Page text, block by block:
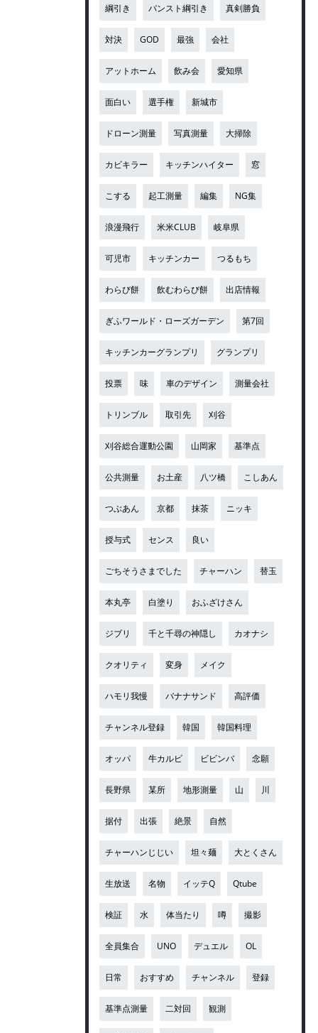
綱引き パンスト綱引き 真剣勝負
対決 GOD 最強 会社
アットホーム 飲み会 愛知県
面白い 選手権 新城市
ドローン測量 写真測量 大掃除
カビキラー キッチンハイター 窓
こする 起工測量 編集 NG集
浪漫飛行 米米CLUB 岐阜県
可児市 キッチンカー つるもち
わらび餅 飲むわらび餅 出店情報
ぎふワールド・ローズガーデン 第7回
キッチンカーグランプリ グランプリ
投票 味 車のデザイン 測量会社
トリンブル 取引先 刈谷
刈谷総合運動公園 山岡家 基準点
公共測量 お土産 八ツ橋 こしあん
つぶあん 京都 抹茶 ニッキ
授与式 センス 良い
ごちそうさまでした チャーハン 替玉
本丸亭 白塗り おふざけさん
ジブリ 千と千尋の神隠し カオナシ
クオリティ 変身 メイク
ハモリ我慢 バナナサンド 高評価
チャンネル登録 韓国 韓国料理
オッパ 牛カルビ ビビンバ 念願
長野県 某所 地形測量 山 川
据付 出張 絶景 自然
チャーハンじじい 坦々麺 大とくさん
生放送 名物 イッテQ Qtube
検証 水 体当たり 噂 撮影
全員集合 UNO デュエル OL
日常 おすすめ チャンネル 登録
基準点測量 二対回 観測